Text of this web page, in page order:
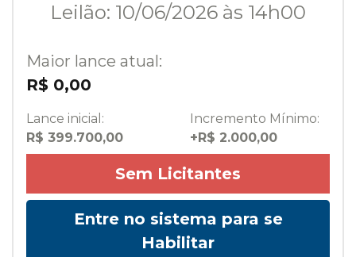
Leilão: 10/06/2026 às 14h00
Maior lance atual:
R$ 0,00
Lance inicial:
R$ 399.700,00
Incremento Mínimo:
+R$ 2.000,00
Sem Licitantes
Entre no sistema para se
Habilitar